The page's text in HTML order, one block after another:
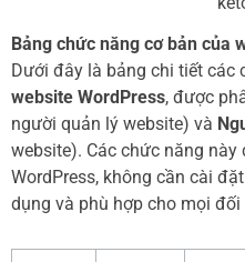
Bảng chức năng cơ bản của
Dưới đây là bảng chi tiết các
website WordPress, được
người quản lý website) và
website). Các chức năng
WordPress, không cần cài
dụng và phù hợp cho mọi đối